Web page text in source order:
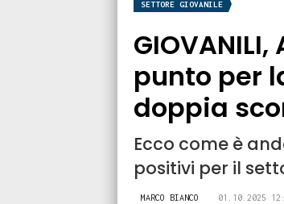
SETTORE GIOVANILE
GIOVANILI,
punto per
doppia
Ecco come è
positivi per il
MARCO BIANCO 01.10.2025